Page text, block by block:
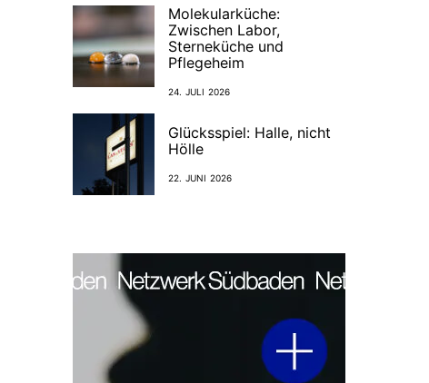
Molekularküche:
Zwischen Labor,
Sterneküche und
Pflegeheim
24. JULI 2026
Glücksspiel: Halle, nicht
Hölle
22. JUNI 2026